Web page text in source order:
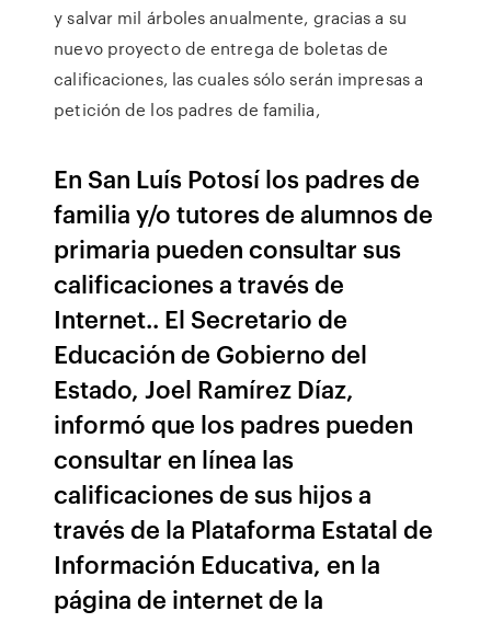
y salvar mil árboles anualmente, gracias a su
nuevo proyecto de entrega de boletas de
calificaciones, las cuales sólo serán impresas a
petición de los padres de familia,
En San Luís Potosí los padres de
familia y/o tutores de alumnos de
primaria pueden consultar sus
calificaciones a través de
Internet.. El Secretario de
Educación de Gobierno del
Estado, Joel Ramírez Díaz,
informó que los padres pueden
consultar en línea las
calificaciones de sus hijos a
través de la Plataforma Estatal de
Información Educativa, en la
página de internet de la